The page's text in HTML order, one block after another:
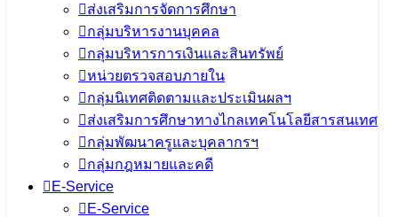
ส่งเสริมการจัดการศึกษา
กลุ่มบริหารงานบุคคล
กลุ่มบริหารการเงินและสินทรัพย์
หน่วยตรวจสอบภายใน
กลุ่มนิเทศติดตามและประเมินผลฯ
ส่งเสริมการศึกษาทางไกลเทคโนโลยีสารสนเทศ
กลุ่มพัฒนาครูและบุคลากรฯ
กลุ่มกฎหมายและคดี
E-Service
E-Service